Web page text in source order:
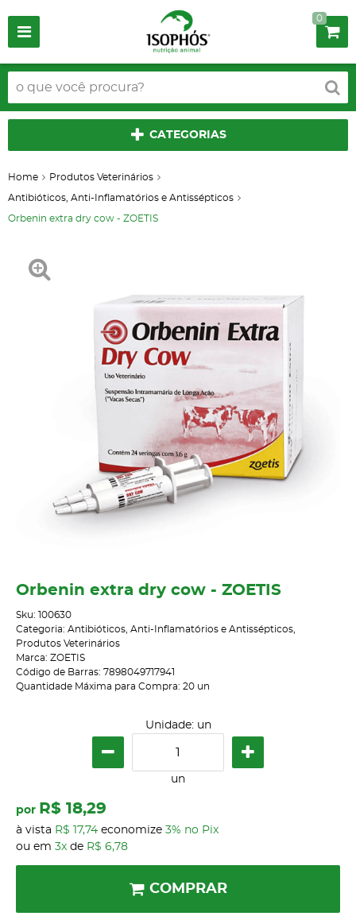
0
CATEGORIAS
Home Produtos Veterinários
Antibióticos, Anti-Inflamatórios e Antissépticos
Orbenin extra dry cow - ZOETIS
Orbenin extra dry cow - ZOETIS
Sku: 100630
Categoria: Antibióticos, Anti-Inflamatórios e Antissépticos
Produtos Veterinários
Marca: ZOETIS
Código de Barras: 7898049717941
Quantidade Máxima para Compra: 20 un
Unidade: un
un
por R$ 18,29
à vista R$ 17,74 economize 3% no Pix
ou em 3x de R$ 6,78
COMPRAR